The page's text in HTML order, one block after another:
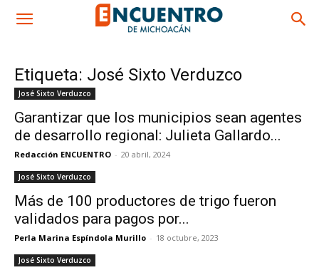
Etiqueta: José Sixto Verduzco
José Sixto Verduzco
Garantizar que los municipios sean agentes
de desarrollo regional: Julieta Gallardo...
Redacción ENCUENTRO - 20 abril, 2024
José Sixto Verduzco
Más de 100 productores de trigo fueron
validados para pagos por...
Perla Marina Espíndola Murillo - 18 octubre, 2023
José Sixto Verduzco